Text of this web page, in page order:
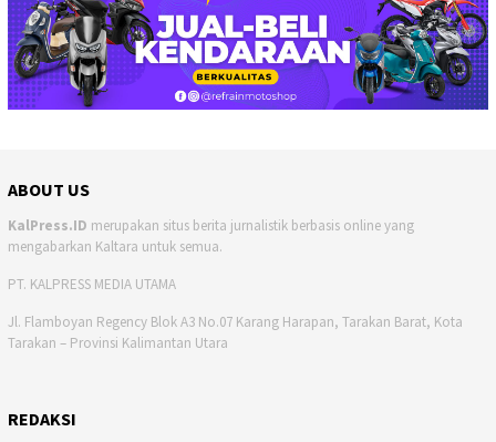
ABOUT US
KalPress.ID merupakan situs berita jurnalistik berbasis online yang
mengabarkan Kaltara untuk semua.
PT. KALPRESS MEDIA UTAMA
Jl. Flamboyan Regency Blok A3 No.07 Karang Harapan, Tarakan Barat, Kota
Tarakan – Provinsi Kalimantan Utara
REDAKSI